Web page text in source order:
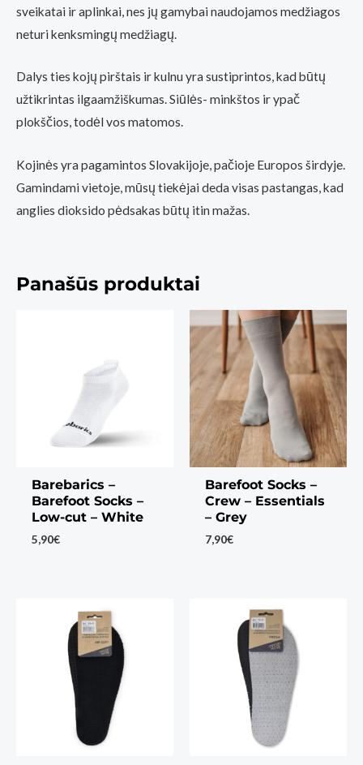
sveikatai ir aplinkai, nes jų gamybai naudojamos medžiagos
neturi kenksmingų medžiagų.
Dalys ties kojų pirštais ir kulnu yra sustiprintos, kad būtų
užtikrintas ilgaamžiškumas. Siūlės- minkštos ir ypač
plokščios, todėl vos matomos.
Kojinės yra pagamintos Slovakijoje, pačioje Europos širdyje.
Gamindami vietoje, mūsų tiekėjai deda visas pastangas, kad
anglies dioksido pėdsakas būtų itin mažas.
Panašūs produktai
Barebarics –
Barefoot Socks –
Low-cut – White
5,90€
Barefoot Socks –
Crew – Essentials
– Grey
7,90€